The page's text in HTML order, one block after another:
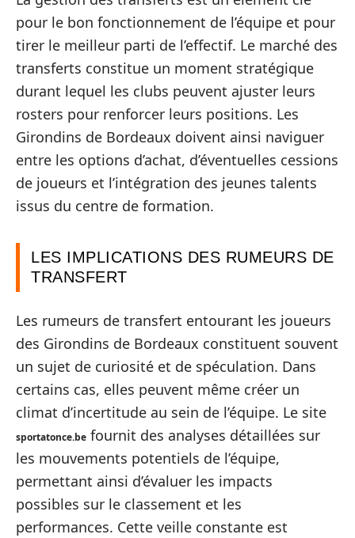
pour le bon fonctionnement de l’équipe et pour
tirer le meilleur parti de l’effectif. Le marché des
transferts constitue un moment stratégique
durant lequel les clubs peuvent ajuster leurs
rosters pour renforcer leurs positions. Les
Girondins de Bordeaux doivent ainsi naviguer
entre les options d’achat, d’éventuelles cessions
de joueurs et l’intégration des jeunes talents
issus du centre de formation.
LES IMPLICATIONS DES RUMEURS DE
TRANSFERT
Les rumeurs de transfert entourant les joueurs
des Girondins de Bordeaux constituent souvent
un sujet de curiosité et de spéculation. Dans
certains cas, elles peuvent même créer un
climat d’incertitude au sein de l’équipe. Le site
sportatonce.be fournit des analyses détaillées sur
les mouvements potentiels de l’équipe,
permettant ainsi d’évaluer les impacts
possibles sur le classement et les
performances. Cette veille constante est